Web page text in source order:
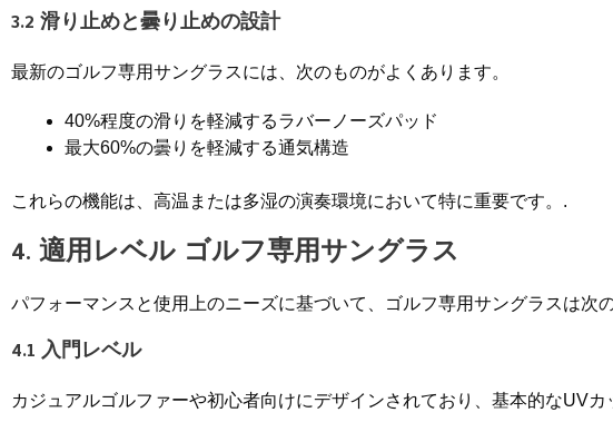
3.2 滑り止めと曇り止めの設計
最新のゴルフ専用サングラスには、次のものがよくあります。
40%程度の滑りを軽減するラバーノーズパッド
最大60%の曇りを軽減する通気構造
これらの機能は、高温または多湿の演奏環境において特に重要です。.
4. 適用レベル ゴルフ専用サングラス
パフォーマンスと使用上のニーズに基づいて、ゴルフ専用サングラスは次
4.1 入門レベル
カジュアルゴルファーや初心者向けにデザインされており、基本的なUV